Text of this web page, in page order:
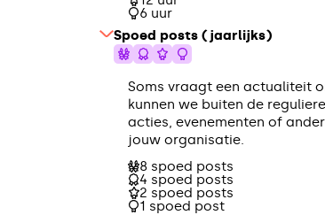
6 uur
Spoed posts (jaarlijks)
Soms vraagt een actualiteit
kunnen we buiten de
acties, evenementen of
jouw organisatie.
8 spoed posts
4 spoed posts
2 spoed posts
1 spoed post